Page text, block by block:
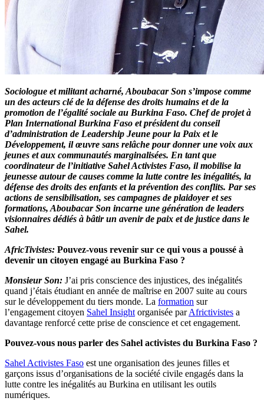
Sociologue et militant acharné, Aboubacar Son s’impose comme
un des acteurs clé de la défense des droits humains et de la
promotion de l’égalité sociale au Burkina Faso. Chef de projet à
Plan International Burkina Faso et président du conseil
d’administration de Leadership Jeune pour la Paix et le
Développement, il œuvre sans relâche pour donner une voix aux
jeunes et aux communautés marginalisées. En tant que
coordinateur de l’initiative Sahel Activistes Faso, il mobilise la
jeunesse autour de causes comme la lutte contre les inégalités, la
défense des droits des enfants et la prévention des conflits. Par ses
actions de sensibilisation, ses campagnes de plaidoyer et ses
formations, Aboubacar Son incarne une génération de leaders
visionnaires dédiés à bâtir un avenir de paix et de justice dans le
Sahel.
AfricTivistes: Pouvez-vous revenir sur ce qui vous a poussé à
devenir un citoyen engagé au Burkina Faso ?
Monsieur Son: J’ai pris conscience des injustices, des inégalités
quand j’étais étudiant en année de maîtrise en 2007 suite au cours
sur le développement du tiers monde. La formation sur
l’engagement citoyen Sahel Insight organisée parAfrictivistes a
davantage renforcé cette prise de conscience et cet engagement.
Pouvez-vous nous parler des Sahel activistes du Burkina Faso ?
Sahel Activistes Faso est une organisation des jeunes filles et
garçons issus d’organisations de la société civile engagés dans la
lutte contre les inégalités au Burkina en utilisant les outils
numériques.